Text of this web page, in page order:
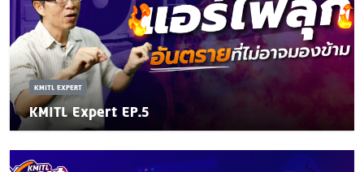
KMITL EXPERT
KMITL Expert EP.5